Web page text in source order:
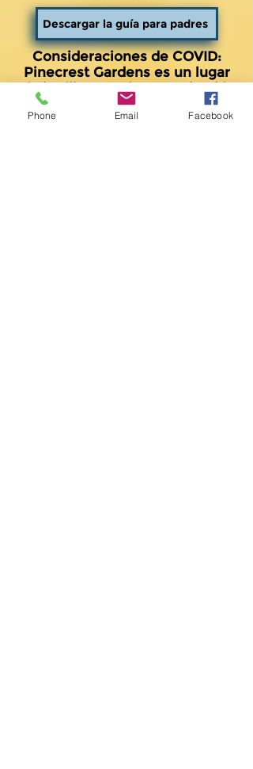
Descargar la guía para padres
Consideraciones de COVID:
Pinecrest Gardens es un lugar
al aire libre. Orchestra Miami le
solicita respetuosamente que
se mantenga la máscara puesta
Phone Email Facebook